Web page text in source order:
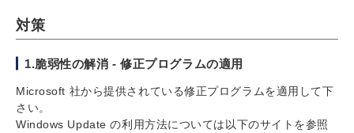
対策
1.脆弱性の解消 - 修正プログラムの適用
Microsoft 社から提供されている修正プログラムを適用して下
さい。
Windows Update の利用方法については以下のサイトを参照